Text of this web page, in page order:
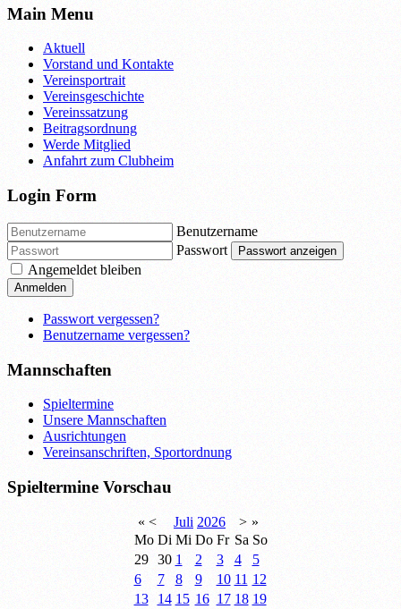
Main Menu
Aktuell
Vorstand und Kontakte
Vereinsportrait
Vereinsgeschichte
Vereinssatzung
Beitragsordnung
Werde Mitglied
Anfahrt zum Clubheim
Login Form
Benutzername
Passwort
Passwort anzeigen
Angemeldet bleiben
Anmelden
Passwort vergessen?
Benutzername vergessen?
Mannschaften
Spieltermine
Unsere Mannschaften
Ausrichtungen
Vereinsanschriften, Sportordnung
Spieltermine Vorschau
« < Juli 2026 > »
Mo Di Mi Do Fr Sa So
29
30 1 2 3 4
5
6
7 8 9 10 11 12
13
14 15 16 17 18 19